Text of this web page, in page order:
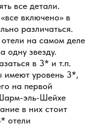
все детали.
включено» в
различаться.
на самом деле
одну звезду.
в 3* и т.п.
имеют уровень 3*,
на первой
эль-Шейхе
в них стоит
отели